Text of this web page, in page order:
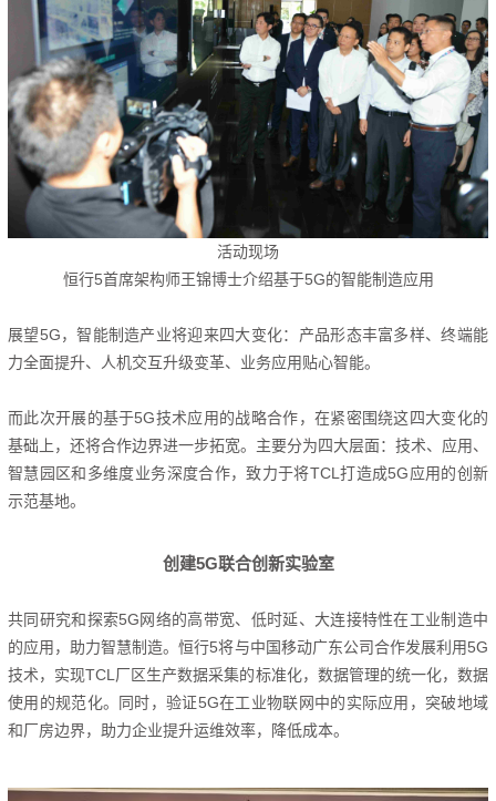
活动现场
恒行5首席架构师王锦博士介绍基于5G的智能制造应用
展望5G，智能制造产业将迎来四大变化： 产品形态丰富多样、终端能
力全面提升、人机交互升级变革、业务应用贴心智能。
而此次开展的基于5G技术应用的战略合作，在紧密围绕这四大变化的
基础上，还将合作边界进一步拓宽。 主要分为四大层面： 技术、应用、
智慧园区和多维度业务深度合作，致力于将TCL打造成5G应用的创新
示范基地。
创建5G联合创新实验室
共同研究和探索5G网络的高带宽、低时延、大连接特性在工业制造中
的应用，助力智慧制造。恒行5将与中国移动广东公司合作发展利用5G
技术，实现TCL厂区生产数据采集的标准化，数据管理的统一化，数据
使用的规范化。
同时，验证5G在工业物联网中的实际应用，突破地域
和厂房边界，助力企业提升运维效率，降低成本。